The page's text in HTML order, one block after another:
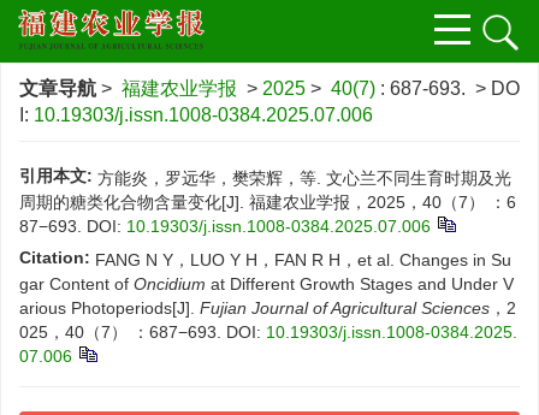
文章导航 > 福建农业学报 > 2025 > 40(7) : 687-693. > DO
I: 10.19303/j.issn.1008-0384.2025.07.006
引用本文: 方能炎，罗远华，樊荣辉，等. 文心兰不同生育时期及光
周期的糖类化合物含量变化[J]. 福建农业学报，2025，40（7） ：6
87−693.
DOI: 10.19303/j.issn.1008-0384.2025.07.006
Citation: FANG N Y，LUO Y H，FAN R H，et al. Changes in Su
gar Content of Oncidium at Different Growth Stages and Under V
arious Photoperiods[J]. Fujian Journal of Agricultural Sciences ，2
025，40（7） ：687−693.
DOI: 10.19303/j.issn.1008-0384.2025.
07.006